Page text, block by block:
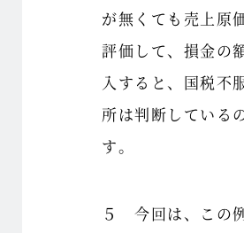
が無くても売上原
評価して、損金の
入すると、国税不
所は判断している
す。
５ 今回は、この